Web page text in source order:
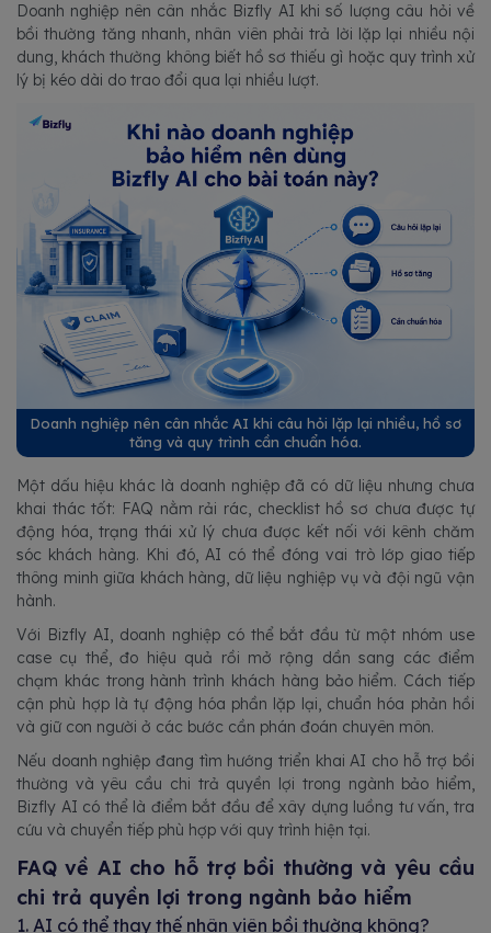
Doanh nghiệp nên cân nhắc Bizfly AI khi số lượng câu hỏi về
bồi thường tăng nhanh, nhân viên phải trả lời lặp lại nhiều nội
dung, khách thường không biết hồ sơ thiếu gì hoặc quy trình xử
lý bị kéo dài do trao đổi qua lại nhiều lượt.
Doanh nghiệp nên cân nhắc AI khi câu hỏi lặp lại nhiều, hồ sơ
tăng và quy trình cần chuẩn hóa.
Một dấu hiệu khác là doanh nghiệp đã có dữ liệu nhưng chưa
khai thác tốt: FAQ nằm rải rác, checklist hồ sơ chưa được tự
động hóa, trạng thái xử lý chưa được kết nối với kênh chăm
sóc khách hàng. Khi đó, AI có thể đóng vai trò lớp giao tiếp
thông minh giữa khách hàng, dữ liệu nghiệp vụ và đội ngũ vận
hành.
Với Bizfly AI, doanh nghiệp có thể bắt đầu từ một nhóm use
case cụ thể, đo hiệu quả rồi mở rộng dần sang các điểm
chạm khác trong hành trình khách hàng bảo hiểm. Cách tiếp
cận phù hợp là tự động hóa phần lặp lại, chuẩn hóa phản hồi
và giữ con người ở các bước cần phán đoán chuyên môn.
Nếu doanh nghiệp đang tìm hướng triển khai AI cho hỗ trợ bồi
thường và yêu cầu chi trả quyền lợi trong ngành bảo hiểm,
Bizfly AI có thể là điểm bắt đầu để xây dựng luồng tư vấn, tra
cứu và chuyển tiếp phù hợp với quy trình hiện tại.
FAQ về AI cho hỗ trợ bồi thường và yêu cầu
chi trả quyền lợi trong ngành bảo hiểm
1. AI có thể thay thế nhân viên bồi thường không?